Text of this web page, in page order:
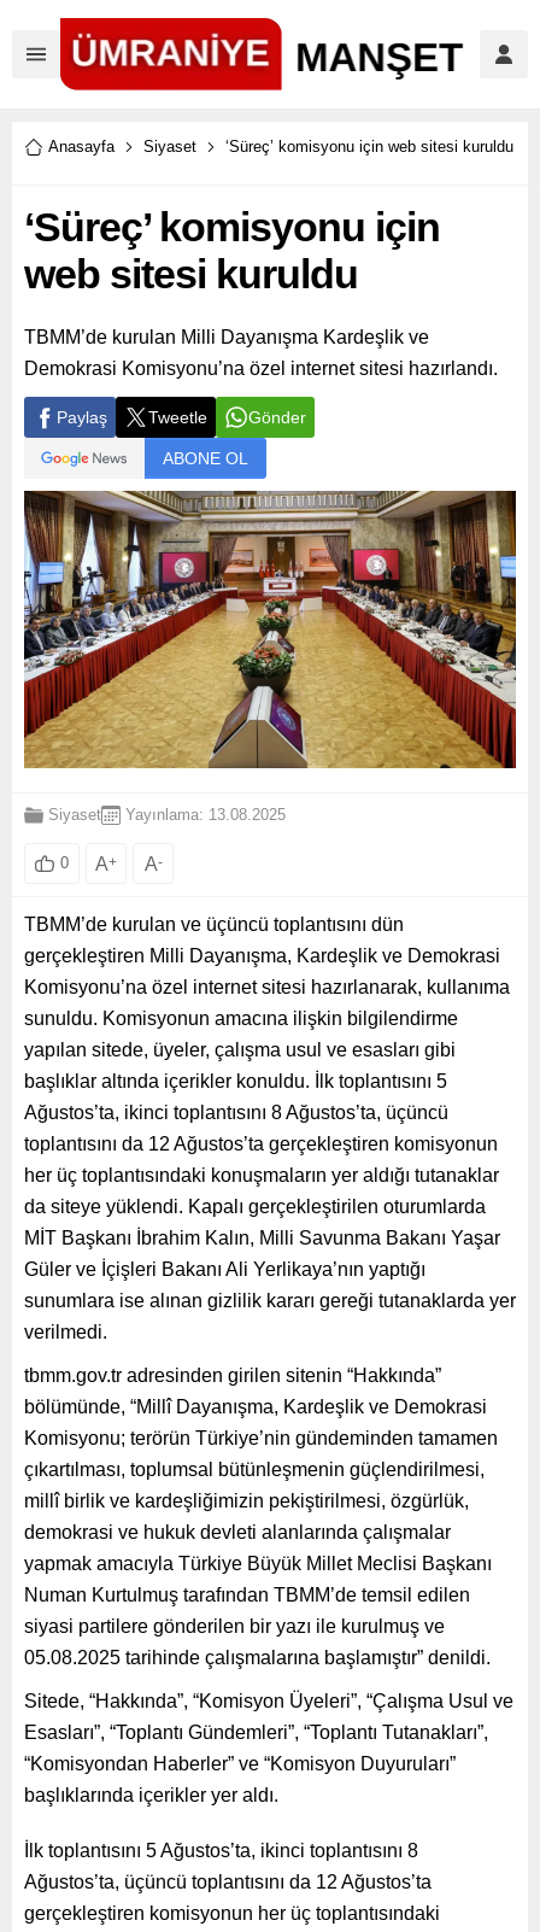
Anasayfa Siyaset ‘Süreç’ komisyonu için web sitesi kuruldu
‘Süreç’ komisyonu için
web sitesi kuruldu
TBMM’de kurulan Milli Dayanışma Kardeşlik ve
Demokrasi Komisyonu’na özel internet sitesi hazırlandı.
Paylaş Tweetle Gönder
ABONE OL
Siyaset Yayınlama: 13.08.2025
0 A+ A-
TBMM’de kurulan ve üçüncü toplantısını dün
gerçekleştiren Milli Dayanışma, Kardeşlik ve Demokrasi
Komisyonu’na özel internet sitesi hazırlanarak, kullanıma
sunuldu. Komisyonun amacına ilişkin bilgilendirme
yapılan sitede, üyeler, çalışma usul ve esasları gibi
başlıklar altında içerikler konuldu. İlk toplantısını 5
Ağustos’ta, ikinci toplantısını 8 Ağustos’ta, üçüncü
toplantısını da 12 Ağustos’ta gerçekleştiren komisyonun
her üç toplantısındaki konuşmaların yer aldığı tutanaklar
da siteye yüklendi. Kapalı gerçekleştirilen oturumlarda
MİT Başkanı İbrahim Kalın, Milli Savunma Bakanı Yaşar
Güler ve İçişleri Bakanı Ali Yerlikaya’nın yaptığı
sunumlara ise alınan gizlilik kararı gereği tutanaklarda yer
verilmedi.
tbmm.gov.tr adresinden girilen sitenin “Hakkında”
bölümünde, “Millî Dayanışma, Kardeşlik ve Demokrasi
Komisyonu; terörün Türkiye’nin gündeminden tamamen
çıkartılması, toplumsal bütünleşmenin güçlendirilmesi,
millî birlik ve kardeşliğimizin pekiştirilmesi, özgürlük,
demokrasi ve hukuk devleti alanlarında çalışmalar
yapmak amacıyla Türkiye Büyük Millet Meclisi Başkanı
Numan Kurtulmuş tarafından TBMM’de temsil edilen
siyasi partilere gönderilen bir yazı ile kurulmuş ve
05.08.2025 tarihinde çalışmalarına başlamıştır” denildi.
Sitede, “Hakkında”, “Komisyon Üyeleri”, “Çalışma Usul ve
Esasları”, “Toplantı Gündemleri”, “Toplantı Tutanakları”,
“Komisyondan Haberler” ve “Komisyon Duyuruları”
başlıklarında içerikler yer aldı.
İlk toplantısını 5 Ağustos’ta, ikinci toplantısını 8
Ağustos’ta, üçüncü toplantısını da 12 Ağustos’ta
gerçekleştiren komisyonun her üç toplantısındaki